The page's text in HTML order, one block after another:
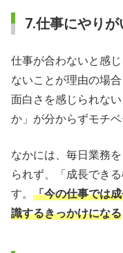
7.仕事にやり
仕事が合わないと感
ないことが理由の場
面白さを感じられな
か」が分からずモチ
なかには、毎日業務
られず、「成長でき
す。 「今の仕事では
識するきっかけになる